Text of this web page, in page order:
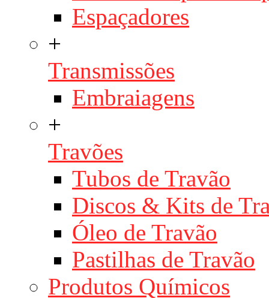
Espaçadores
+
Transmissões
Embraiagens
+
Travões
Tubos de Travão
Discos & Kits de
Óleo de Travão
Pastilhas de Travão
Produtos Químicos